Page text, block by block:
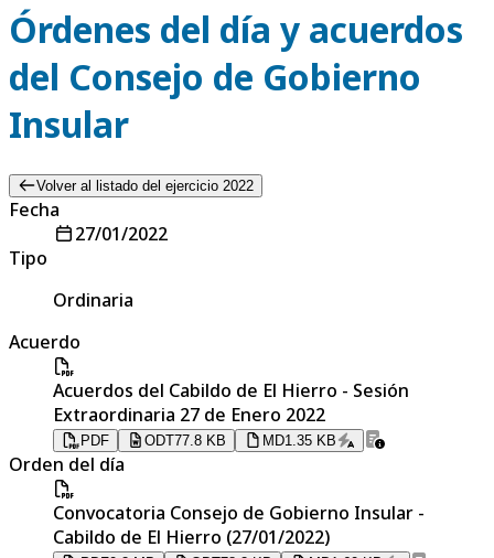
Órdenes del día y acuerdos
del Consejo de Gobierno
Insular
Volver al listado del ejercicio 2022
Fecha
27/01/2022
Tipo
Ordinaria
Acuerdo
Acuerdos del Cabildo de El Hierro - Sesión
Extraordinaria 27 de Enero 2022
PDF ODT77.8 KB MD1.35 KB
Orden del día
Convocatoria Consejo de Gobierno Insular -
Cabildo de El Hierro (27/01/2022)